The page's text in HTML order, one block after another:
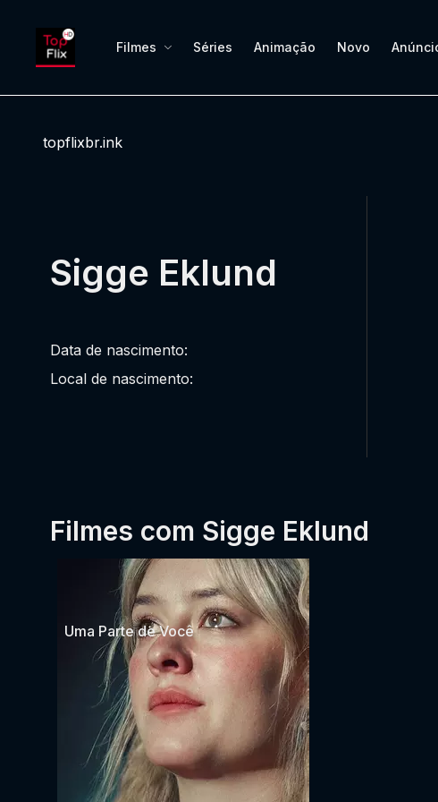
Filmes Séries Animação Novo
topflixbr.ink
Sigge Eklund
Data de nascimento:
Local de nascimento:
Filmes com Sigge Eklund
Uma Parte de Você